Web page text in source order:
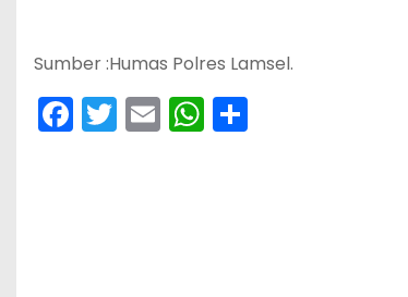
Sumber :Humas Polres Lamsel.
F
a
T
w
E
m
W
h